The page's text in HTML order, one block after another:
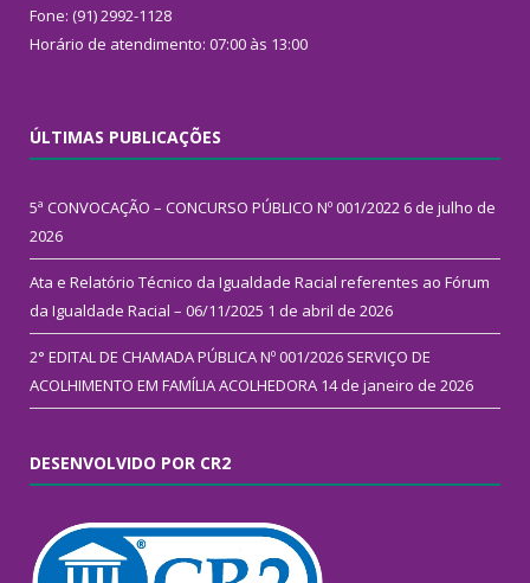
Fone: (91) 2992-1128
Horário de atendimento: 07:00 às 13:00
ÚLTIMAS PUBLICAÇÕES
5ª CONVOCAÇÃO – CONCURSO PÚBLICO Nº 001/2022 6 de julho de
2026
Ata e Relatório Técnico da Igualdade Racial referentes ao Fórum
da Igualdade Racial – 06/11/2025 1 de abril de 2026
2° EDITAL DE CHAMADA PÚBLICA Nº 001/2026 SERVIÇO DE
ACOLHIMENTO EM FAMÍLIA ACOLHEDORA 14 de janeiro de 2026
DESENVOLVIDO POR CR2